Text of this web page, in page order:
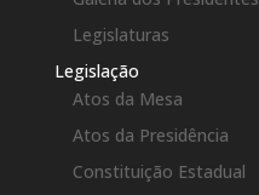
Legislaturas
Legislação
Atos da Mesa
Atos da Presidência
Constituição Estadual